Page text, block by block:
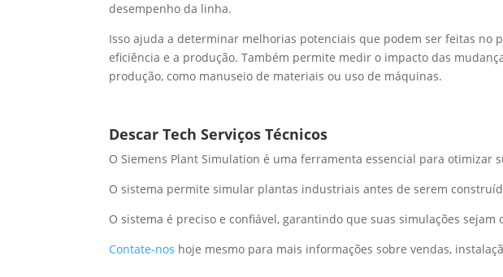
desempenho da linha.
Isso ajuda a determinar melhorias potenciais que podem ser feitas no
eficiência e a produção. Também permite medir o impacto das
produção, como manuseio de materiais ou uso de máquinas.
Descar Tech Serviços Técnicos
O Siemens Plant Simulation é uma ferramenta essencial para otimizar
O sistema permite simular plantas industriais antes de serem
O sistema é preciso e confiável, garantindo que suas simulações
Contate-nos hoje mesmo para mais informações sobre vendas,